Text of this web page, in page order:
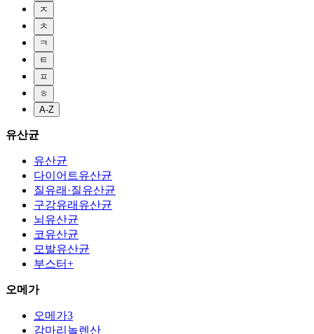
ㅈ
ㅊ
ㅋ
ㅌ
ㅍ
ㅎ
A-Z
유산균
유산균
다이어트유산균
질유래·질유산균
구강유래유산균
뇌유산균
코유산균
모발유산균
부스터+
오메가
오메가3
감마리놀렌산